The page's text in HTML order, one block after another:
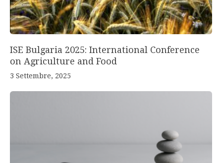
ISE Bulgaria 2025: International Conference
on Agriculture and Food
3 Settembre, 2025